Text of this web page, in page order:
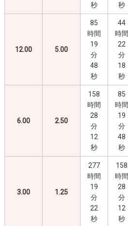
秒
秒
12.00 5.00
85
時間
19
分
48
秒
44
時間
22
分
18
秒
6.00 2.50
158
時間
28
分
12
秒
85
時間
19
分
48
秒
3.00 1.25
277
時間
19
分
22
秒
158
時間
28
分
12
秒